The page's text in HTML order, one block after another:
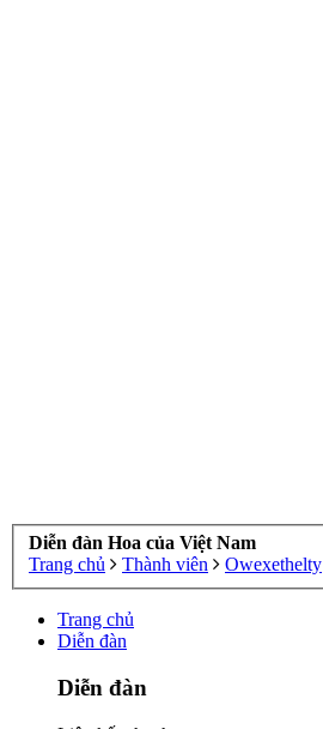
Diễn đàn Hoa của Việt Nam
Trang chủ
Thành viên Owexethelty
Trang chủ
Diễn đàn
Diễn đàn